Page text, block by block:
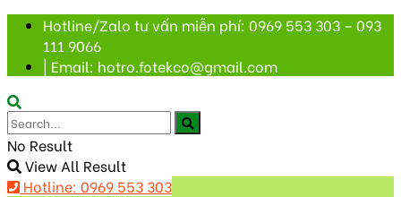
Hotline/Zalo tư vấn miễn phí: 0969 553 303 – 093
111 9066
| Email: hotro.fotekco@gmail.com
No Result
View All Result
Hotline: 0969 553 303